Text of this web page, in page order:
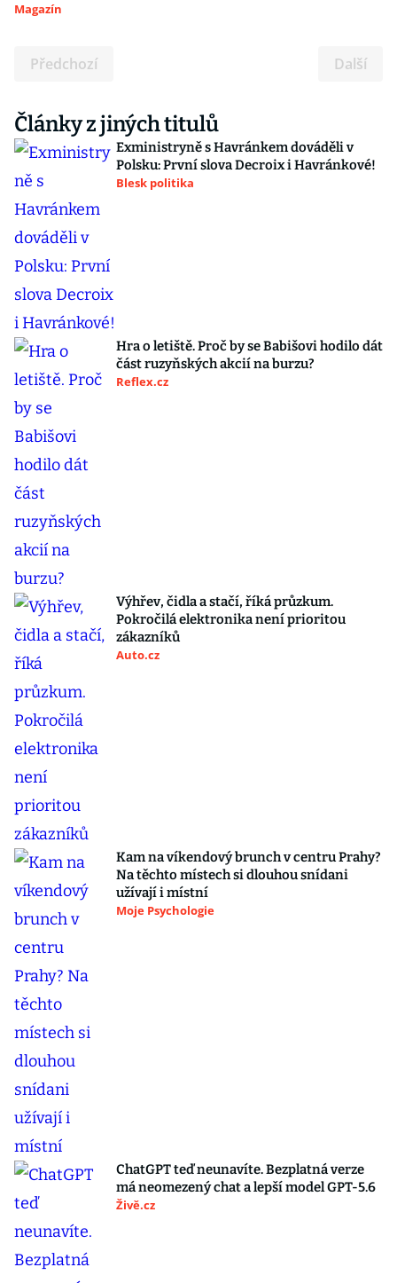
Magazín
Předchozí Další
Články z jiných titulů
Exministryně s Havránkem dováděli v
Polsku: První slova Decroix i Havránkové!
Blesk politika
Hra o letiště. Proč by se Babišovi hodilo dát
část ruzyňských akcií na burzu?
Reflex.cz
Výhřev, čidla a stačí, říká průzkum.
Pokročilá elektronika není prioritou
zákazníků
Auto.cz
Kam na víkendový brunch v centru Prahy?
Na těchto místech si dlouhou snídani
užívají i místní
Moje Psychologie
ChatGPT teď neunavíte. Bezplatná verze
má neomezený chat a lepší model GPT-5.6
Živě.cz